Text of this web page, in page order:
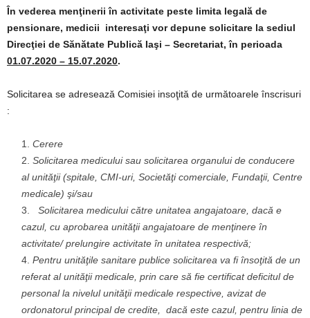
În vederea menţinerii în activitate peste limita legală de
pensionare, medicii interesaţi vor depune solicitare la sediul
Direcţiei de Sănătate Publică Iaşi – Secretariat, în perioada
01.07.2020 – 15.07.2020.
Solicitarea se adresează Comisiei insoţită de următoarele înscrisuri
:
Cerere
Solicitarea medicului sau solicitarea organului de conducere
al unităţii (spitale, CMI-uri, Societăţi comerciale, Fundaţii, Centre
medicale) şi/sau
Solicitarea medicului către unitatea angajatoare, dacă e
cazul, cu aprobarea unităţii angajatoare de menţinere în
activitate/ prelungire activitate în unitatea respectivă;
Pentru unităţile sanitare publice solicitarea va fi însoţită de un
referat al unităţii medicale, prin care să fie certificat deficitul de
personal la nivelul unităţii medicale respective, avizat de
ordonatorul principal de credite, dacă este cazul, pentru linia de